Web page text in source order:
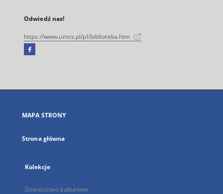
Odwiedź nas!
https://www.umcs.pl/pl/biblioteka.htm
Facebook
się
karcie
MAPA STRONY
Strona główna
Kolekcje
Dziedzictwo kulturowe